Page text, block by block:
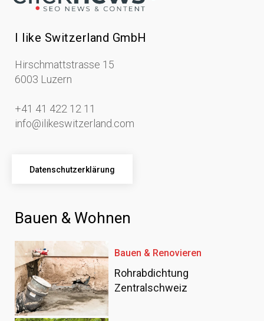
I like Switzerland GmbH
Hirschmattstrasse 15
6003 Luzern
+41 41 422 12 11
info@ilikeswitzerland.com
Datenschutzerklärung
Bauen & Wohnen
Bauen & Renovieren
Rohrabdichtung
Zentralschweiz